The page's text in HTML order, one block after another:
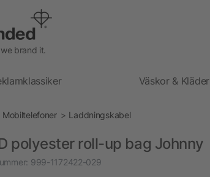
brand it.
Väskor & Kläder
Mobiltelefoner Laddningskabel
polyester roll-up bag Johnny
999-1172422-029